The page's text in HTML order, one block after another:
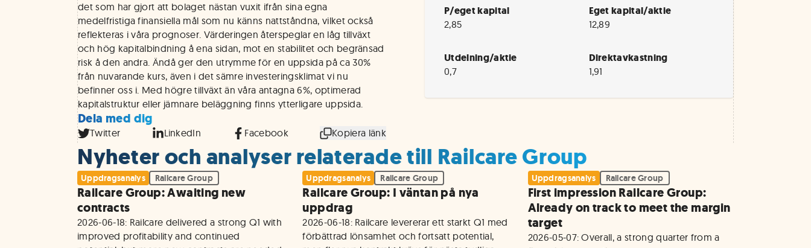
det som har gjort att bolaget nästan vuxit ifrån sina egna
medelfristiga finansiella mål som nu känns nattståndna, vilket också
reflekteras i våra prognoser. Värderingen återspeglar en låg tillväxt
och hög kapitalbindning å ena sidan, mot en stabilitet och begränsad
risk å den andra. Ändå ger den utrymme för en uppsida på ca 30%
från nuvarande kurs, även i det sämre investeringsklimat vi nu
befinner oss i. Med högre tillväxt än våra antagna 6%, optimerad
kapitalstruktur eller jämnare beläggning finns ytterligare uppsida.
Dela med dig
Twitter LinkedIn Facebook Kopiera länk
P/eget kapital
2,85
Eget kapital/aktie
12,89
Utdelning/aktie
0,7
Direktavkastning
1,91
Nyheter och analyser relaterade till Railcare Group
Uppdragsanalys Railcare Group
Railcare Group: Awaiting new
contracts
2026-06-18: Railcare delivered a strong Q1 with
improved profitability and continued
Uppdragsanalys Railcare Group
Railcare Group: I väntan på nya
uppdrag
2026-06-18: Railcare levererar ett starkt Q1 med
förbättrad lönsamhet och fortsatt potential,
Uppdragsanalys Railcare Group
First impression Railcare Group:
Already on track to meet the margin
target
2026-05-07: Overall, a strong quarter from a